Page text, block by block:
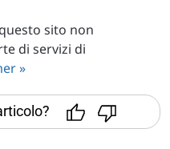
sito non
di servizi di
»